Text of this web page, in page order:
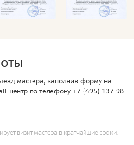
мастера, заполнив форму на
центр по телефону +7 (495) 137-98-
визит мастера в кратчайшие сроки.